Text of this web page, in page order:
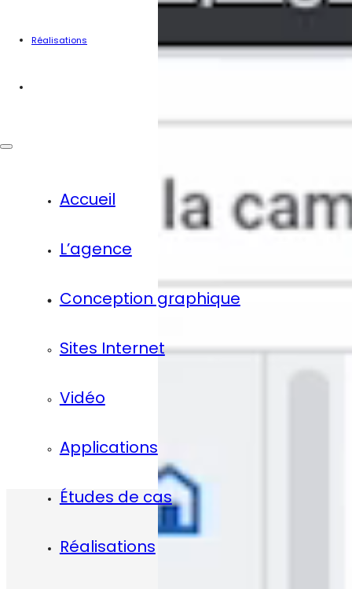
Réalisations
Accueil
L’agence
Conception graphique
Sites Internet
Vidéo
Applications
Études de cas
Réalisations